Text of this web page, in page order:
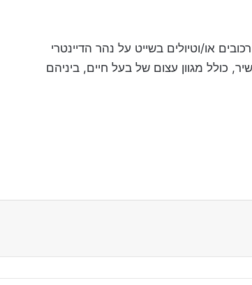
או/וטיולים בשייט על נהר הדיינטרי
כולל מגוון עצום של בעל חיים, ביניהם